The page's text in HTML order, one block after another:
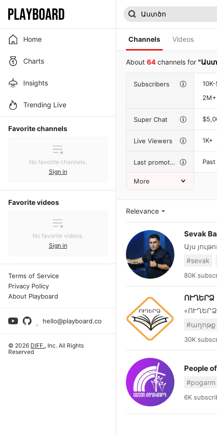
Home
Charts
Insights
Trending Live
Favorite channels
No favorite channels.
Sign in
Favorite videos
No favorite videos.
Sign in
Terms of Service
Privacy Policy
About Playboard
hello@playboard.co
© 2026 DIFF., Inc. All Rights
Reserved
Channels Videos
About 64 channels for
Subscribers
2M+
Super Chat
Live Viewers 1K+
Last promotion
More
Relevance
Sevak
Այս
բան
Խոսքն
իրենց
Նրա
#sevak
80K
ՈՒՂԵՐՁ
աստվածային
հավատում
#աղոթք
30K
People
#pogarm
6K